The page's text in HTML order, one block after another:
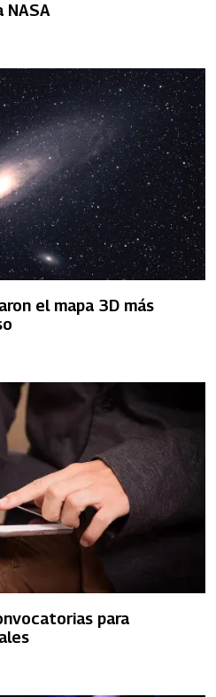
NASA
el mapa 3D más
para